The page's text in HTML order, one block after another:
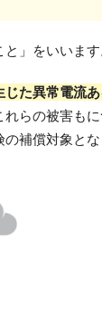
」をいいます
た異常電流
れらの被害も
補償対象とな